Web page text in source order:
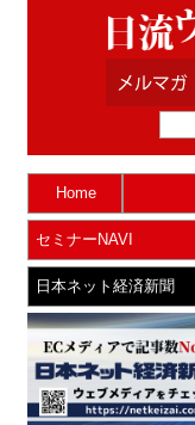
Home
セミナーNAVI
日本ネット経済新聞